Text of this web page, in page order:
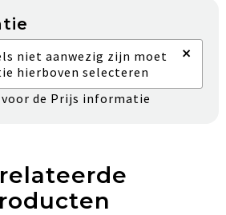
niet aanwezig zijn moet
hierboven selecteren
×
de Prijs informatie